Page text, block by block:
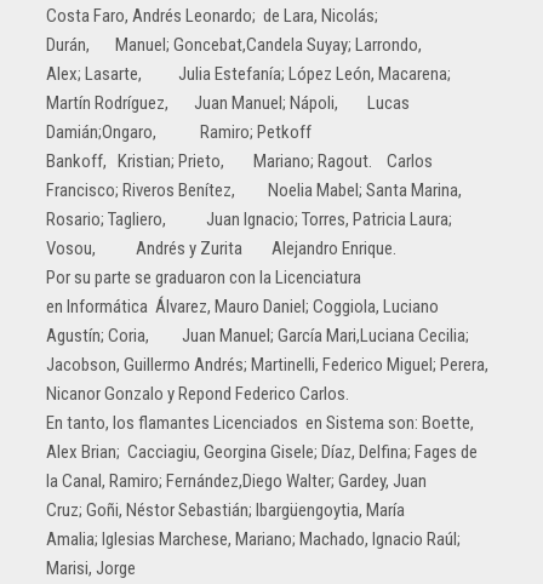
Costa Faro, Andrés Leonardo; de Lara, Nicolás;
Durán, Manuel; Goncebat,Candela Suyay; Larrondo,
Alex; Lasarte, Julia Estefanía; López León, Macarena;
Martín Rodríguez, Juan Manuel; Nápoli, Lucas
Damián;Ongaro, Ramiro; Petkoff
Bankoff, Kristian; Prieto, Mariano; Ragout. Carlos
Francisco; Riveros Benítez, Noelia Mabel; Santa Marina,
Rosario; Tagliero, Juan Ignacio; Torres, Patricia Laura;
Vosou, Andrés y Zurita Alejandro Enrique.
Por su parte se graduaron con la Licenciatura
en Informática Álvarez, Mauro Daniel; Coggiola, Luciano
Agustín; Coria, Juan Manuel; García Mari,Luciana Cecilia;
Jacobson, Guillermo Andrés; Martinelli, Federico Miguel; Perera,
Nicanor Gonzalo y Repond Federico Carlos.
En tanto, los flamantes Licenciados en Sistema son: Boette,
Alex Brian; Cacciagiu, Georgina Gisele; Díaz, Delfina; Fages de
la Canal, Ramiro; Fernández,Diego Walter; Gardey, Juan
Cruz; Goñi, Néstor Sebastián; Ibargüengoytia, María
Amalia; Iglesias Marchese, Mariano; Machado, Ignacio Raúl;
Marisi, Jorge